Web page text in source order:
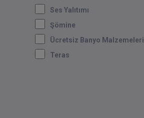
Ses Yalıtımı
Şömine
Ücretsiz Banyo Malzemeleri
Teras